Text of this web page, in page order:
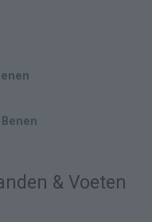
& Voeten